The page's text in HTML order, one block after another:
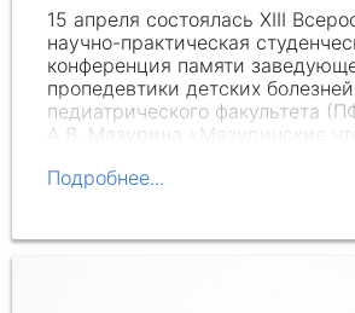
15 апреля состоялась XIII
научно-практическая
конференция памяти
пропедевтики детских болезней
педиатрического факультета
А.В. Мазурина «Мазуринские
дня…
Подробнее...